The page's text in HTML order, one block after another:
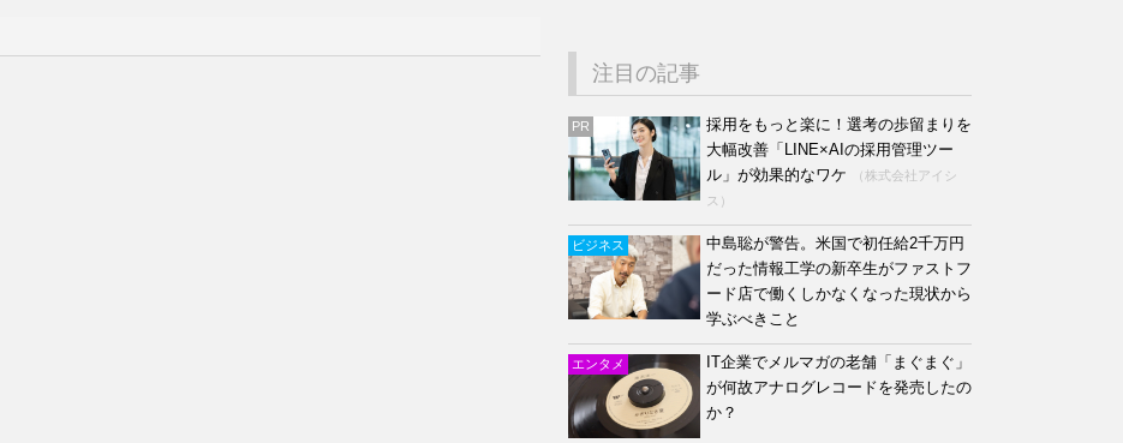
注目の記事
PR
採用をもっと楽に！選考の歩留まりを
大幅改善「LINE×AIの採用管理ツー
ル」が効果的なワケ
（株式会社アイシ
ス）
ビジネス
中島聡が警告。米国で初任給2千万円
だった情報工学の新卒生がファストフ
ード店で働くしかなくなった現状から
学ぶべきこと
エンタメ
IT企業でメルマガの老舗「まぐまぐ」
が何故アナログレコードを発売したの
か？